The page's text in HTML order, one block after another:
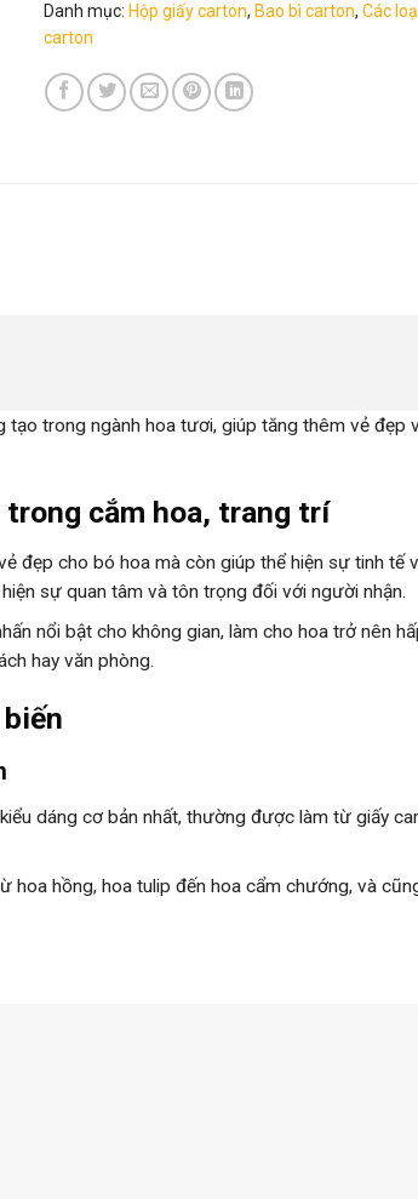
Danh mục: Hộp giấy carton, Bao bì carton, Các
carton
tạo trong ngành hoa tươi, giúp tăng thêm vẻ đẹp
trong cắm hoa, trang trí
đẹp cho bó hoa mà còn giúp thể hiện sự tinh tế
sự quan tâm và tôn trọng đối với người nhận.
nổi bật cho không gian, làm cho hoa trở nên
hay văn phòng.
dáng cơ bản nhất, thường được làm từ giấy
hoa hồng, hoa tulip đến hoa cẩm chướng, và